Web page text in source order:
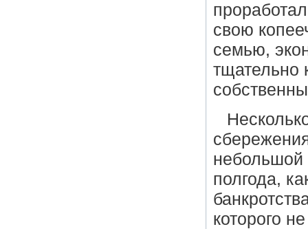
свою
семью,
тщательно
небольшой
полгода,
которого